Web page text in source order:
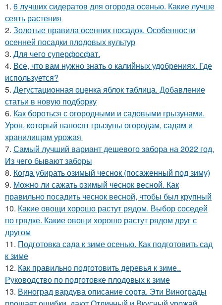
1. 6 лучших сидератов для огорода осенью. Какие лучше
сеять растения
2. Золотые правила осенних посадок. Особенности
осенней посадки плодовых культур
3. Для чего суперфосфат.
4. Все, что вам нужно знать о калийных удобрениях. Где
используется?
5. Дегустационная оценка яблок таблица. Добавление
статьи в новую подборку
6. Как бороться с огородными и садовыми грызунами.
Урон, который наносят грызуны огородам, садам и
хранилищам урожая
7. Самый лучший вариант дешевого забора на 2022 год.
Из чего бывают заборы
8. Когда убирать озимый чеснок (посаженный под зиму)
9. Можно ли сажать озимый чеснок весной. Как
правильно посадить чеснок весной, чтобы был крупный
10. Какие овощи хорошо растут рядом. Выбор соседей
по грядке. Какие овощи хорошо растут рядом друг с
другом
11. Подготовка сада к зиме осенью. Как подготовить сад
к зиме
12. Как правильно подготовить деревья к зиме..
Руководство по подготовке плодовых к зиме
13. Виноград вардува описание сорта. Эти Винограды